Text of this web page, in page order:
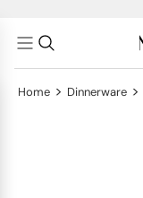
Home > Dinnerware >